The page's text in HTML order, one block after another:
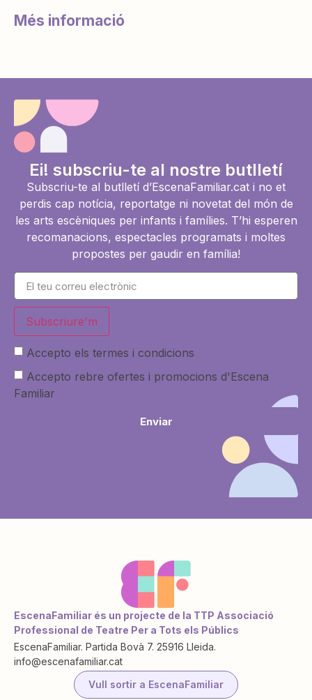
Més informació
Ei! subscriu-te al nostre butlletí
Subscriu-te al butlletí d’EscenaFamiliar.cat i no et
perdis cap notícia, reportatge ni novetat del món de
les arts escèniques per infants i famílies. T’hi esperen
recomanacions, espectacles programats i moltes
propostes per gaudir en família!
Subscriure'm
Accepto els termes i condicions
Accepto rebre ofertes i promocions d'Escena
Familiar
Enviar
EscenaFamiliar és un projecte de la TTP Associació
Professional de Teatre Per a Tots els Públics
EscenaFamiliar. Partida Bovà 7. 25916 Lleida.
info@escenafamiliar.cat
Vull sortir a EscenaFamiliar